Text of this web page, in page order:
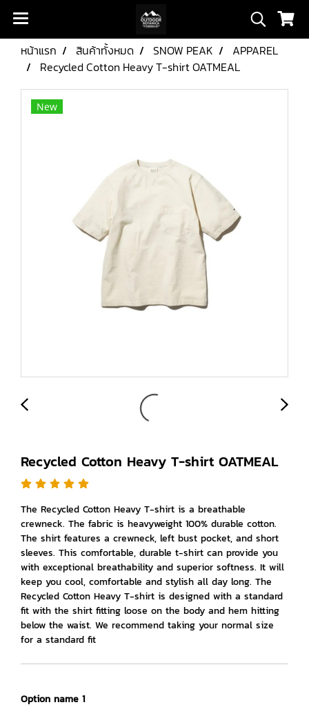
หน้าแรก สินค้าทั้งหมด SNOW PEAK
APPAREL
Recycled Cotton Heavy T-shirt OATMEAL
New
Recycled Cotton Heavy T-shirt OATMEAL
The Recycled Cotton Heavy T-shirt is a breathable
crewneck. The fabric is heavyweight 100% durable cotton.
The shirt features a crewneck, left bust pocket, and short
sleeves. This comfortable, durable t-shirt can provide you
with exceptional breathability and superior softness. It will
keep you cool, comfortable and stylish all day long. The
Recycled Cotton Heavy T-shirt is designed with a standard
fit with the shirt fitting loose on the body and hem hitting
below the waist. We recommend taking your normal size
for a standard fit
Option name 1